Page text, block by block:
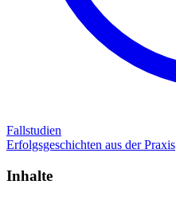
Fallstudien
Erfolgsgeschichten aus der Praxis
Inhalte